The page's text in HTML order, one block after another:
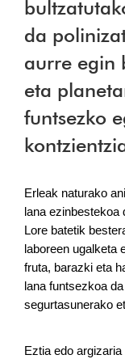
da
aurre egin
eta
funtsezko
Erleak naturako
lana ezinbestekoa
Lore batetik
laboreen ugalketa
fruta, barazki eta
lana funtsezkoa
segurtasunerako
Eztia edo